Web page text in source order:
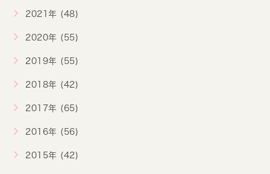
2021年 (48)
2020年 (55)
2019年 (55)
2018年 (42)
2017年 (65)
2016年 (56)
2015年 (42)